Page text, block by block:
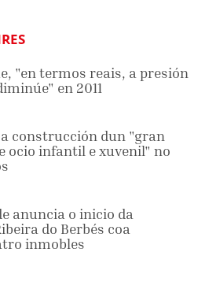
"en termos reais, a presión
en 2011
construcción dun "gran
ocio infantil e xuvenil" no
anuncia o inicio da
do Berbés coa
inmobles